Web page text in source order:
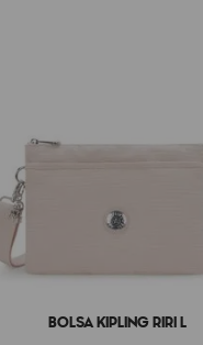
BOLSA KIPLING RIRI L